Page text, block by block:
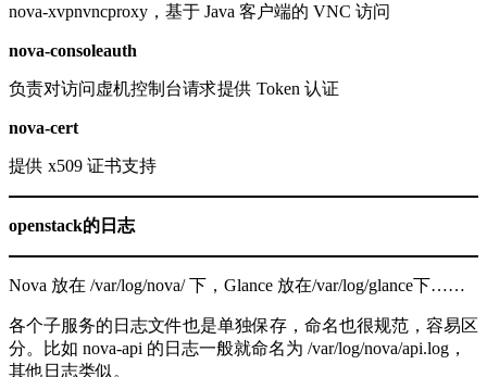
nova-xvpnvncproxy，基于 Java 客户端的 VNC 访问
nova-consoleauth
负责对访问虚机控制台请求提供 Token 认证
nova-cert
提供 x509 证书支持
openstack的日志
Nova 放在 /var/log/nova/ 下，Glance 放在/var/log/glance下……
各个子服务的日志文件也是单独保存，命名也很规范，容易区
分。比如 nova-api 的日志一般就命名为 /var/log/nova/api.log，
其他日志类似。